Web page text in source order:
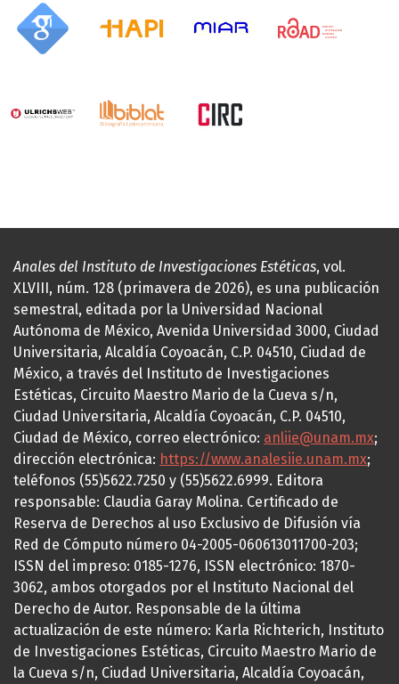
Anales del Instituto de Investigaciones Estéticas, vol.
XLVIII, núm. 128 (primavera de 2026), es una publicación
semestral, editada por la Universidad Nacional
Autónoma de México, Avenida Universidad 3000, Ciudad
Universitaria, Alcaldía Coyoacán, C.P. 04510, Ciudad de
México, a través del Instituto de Investigaciones
Estéticas, Circuito Maestro Mario de la Cueva s/n,
Ciudad Universitaria, Alcaldía Coyoacán, C.P. 04510,
Ciudad de México, correo electrónico: anliie@unam.mx;
dirección electrónica: https://www.analesiie.unam.mx;
teléfonos (55)5622.7250 y (55)5622.6999. Editora
responsable: Claudia Garay Molina. Certificado de
Reserva de Derechos al uso Exclusivo de Difusión vía
Red de Cómputo número 04-2005-060613011700-203;
ISSN del impreso: 0185-1276, ISSN electrónico: 1870-
3062, ambos otorgados por el Instituto Nacional del
Derecho de Autor. Responsable de la última
actualización de este número: Karla Richterich, Instituto
de Investigaciones Estéticas, Circuito Maestro Mario de
la Cueva s/n, Ciudad Universitaria, Alcaldía Coyoacán,